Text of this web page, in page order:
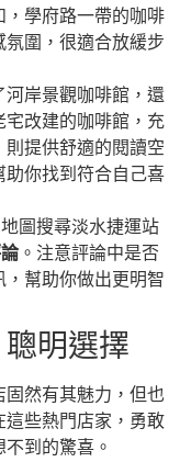
，學府路一帶的咖啡
氛圍，很適合放緩步
河岸景觀咖啡館，還
宅改建的咖啡館，充
提供舒適的閱讀空
助你找到符合自己喜
圖搜尋淡水捷運站
。注意評論中是否
幫助你做出更明智
明選擇
固然有其魅力，但也
這些熱門店家，勇敢
到的驚喜。